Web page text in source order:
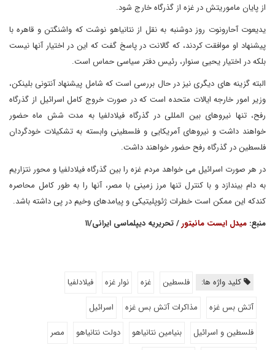
از پایان ماموریتش در غزه از گذرگاه خارج شود.
یدیعوت آحارونوت روز دوشنبه به نقل از نتانیاهو نوشت که واشنگتن و قاهره با
پیشنهاد او موافقت کردند، که گالانت در پاسخ گفت که این در اختیار آنها نیست
بلکه در اختیار یحیی سنوار، رئیس دفتر سیاسی حماس است.
البته گزینه های دیگری نیز در حال بررسی است که شامل پیشنهاد آنتونی بلینکن،
وزیر امور خارجه ایالات متحده است که در صورت خروج کامل اسرائیل از گذرگاه
رفح، تنها نیروهای بین المللی در گذرگاه فیلادلفیا به مدت شش ماه حضور
خواهند داشت و نیروهای آمریکایی و فلسطینی وابسته به تشکیلات خودگردان
فلسطین در گذرگاه رفح حضور خواهند داشت.
در هر صورت اسرائیل می خواهد مردم غزه را بین گذرگاه فیلادلفیا و محور نتزاریم
به دام بیندازد و با کنترل تنها مرز زمینی با مصر، آنها را به طور کامل محاصره
کندکه این ممکن است خطرات ژئوپلیتیکی و پیامدهای وخیم در پی داشته باشد.
منبع: میدل ایست مانیتور/ تحریریه دیپلماسی ایرانی/۱۱
کلید واژه ها: فلسطین غزه نوار غزه
فیلادلفیا
آتش بس غزه
مذاکرات آتش بس غزه
اسرائیل
فلسطین و اسرائیل
بنیامین نتانیاهو دولت نتانیاهو
مصر